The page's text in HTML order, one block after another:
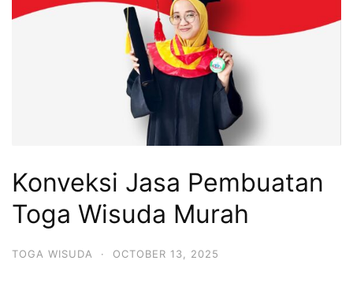
Konveksi Jasa Pembuatan
Toga Wisuda Murah
TOGA WISUDA · OCTOBER 13, 2025